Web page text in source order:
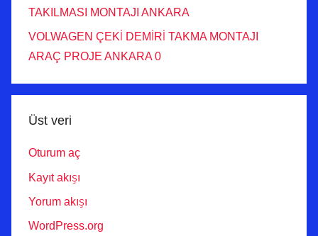
TAKILMASI MONTAJI ANKARA
VOLWAGEN ÇEKİ DEMİRİ TAKMA MONTAJI
ARAÇ PROJE ANKARA 0
Üst veri
Oturum aç
Kayıt akışı
Yorum akışı
WordPress.org